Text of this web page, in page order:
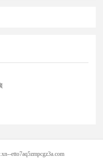
etto7aq5zmpcgz3a.com